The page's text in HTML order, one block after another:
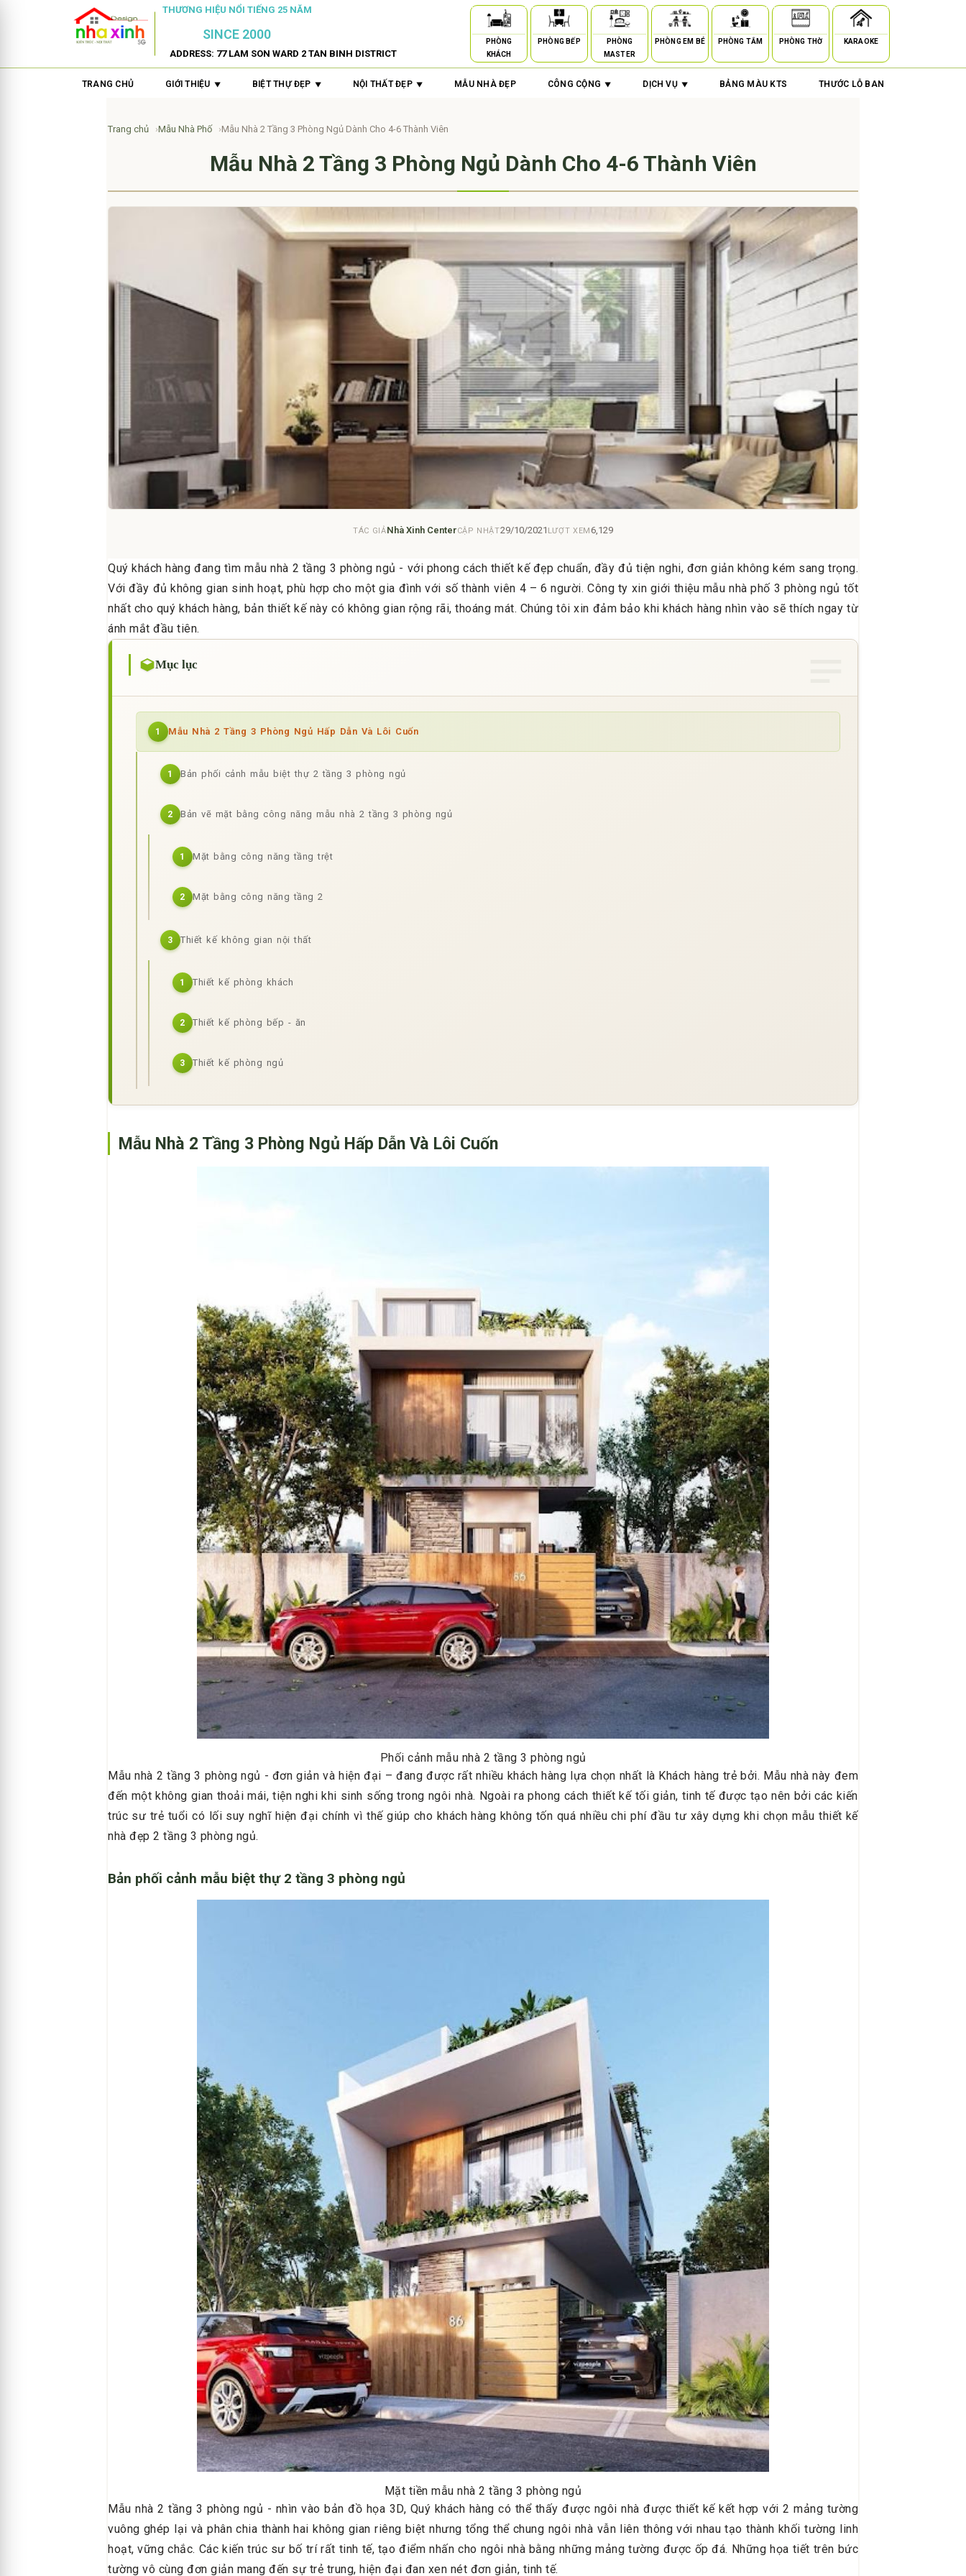
THƯƠNG HIỆU NỔI TIẾNG 25 NĂM
SINCE 2000
ADDRESS: 77 LAM SON WARD 2 TAN BINH DISTRICT
PHÒNG
KHÁCH
PHÒNG BẾP
PHÒNG
MASTER
PHÒNG EM BÉ PHÒNG TẮM PHÒNG THỜ KARAOKE
TRANG CHỦ GIỚI THIỆU BIỆT THỰ ĐẸP NỘI THẤT ĐẸP MẪU NHÀ ĐẸP CÔNG CỘNG DỊCH VỤ BẢNG MÀU KTS THƯỚC LỖ BAN
Trang chủ Mẫu Nhà Phố Mẫu Nhà 2 Tầng 3 Phòng Ngủ Dành Cho 4-6 Thành Viên
Mẫu Nhà 2 Tầng 3 Phòng Ngủ Dành Cho 4-6 Thành Viên
TÁC GIẢNhà Xinh CenterCẬP NHẬT29/10/2021 LƯỢT XEM6,129
Quý khách hàng đang tìm mẫu nhà 2 tầng 3 phòng ngủ - với phong cách thiết kế đẹp chuẩn, đầy đủ tiện nghi, đơn giản không kém sang trọng.
Với đầy đủ không gian sinh hoạt, phù hợp cho một gia đình với số thành viên 4 – 6 người. Công ty xin giới thiệu mẫu nhà phố 3 phòng ngủ tốt
nhất cho quý khách hàng, bản thiết kế này có không gian rộng rãi, thoáng mát. Chúng tôi xin đảm bảo khi khách hàng nhìn vào sẽ thích ngay từ
ánh mắt đầu tiên.
Mục lục
1 Mẫu Nhà 2 Tầng 3 Phòng Ngủ Hấp Dẫn Và Lôi Cuốn
1 Bản phối cảnh mẫu biệt thự 2 tầng 3 phòng ngủ
2 Bản vẽ mặt bằng công năng mẫu nhà 2 tầng 3 phòng ngủ
1 Mặt bằng công năng tầng trệt
2 Mặt bằng công năng tầng 2
3 Thiết kế không gian nội thất
1 Thiết kế phòng khách
2 Thiết kế phòng bếp - ăn
3 Thiết kế phòng ngủ
Mẫu Nhà 2 Tầng 3 Phòng Ngủ Hấp Dẫn Và Lôi Cuốn
Phối cảnh mẫu nhà 2 tầng 3 phòng ngủ
Mẫu nhà 2 tầng 3 phòng ngủ - đơn giản và hiện đại – đang được rất nhiều khách hàng lựa chọn nhất là Khách hàng trẻ bởi. Mẫu nhà này đem
đến một không gian thoải mái, tiện nghi khi sinh sống trong ngôi nhà. Ngoài ra phong cách thiết kế tối giản, tinh tế được tạo nên bởi các kiến
trúc sư trẻ tuổi có lối suy nghĩ hiện đại chính vì thế giúp cho khách hàng không tốn quá nhiều chi phí đầu tư xây dựng khi chọn mẫu thiết kế
nhà đẹp 2 tầng 3 phòng ngủ.
Bản phối cảnh mẫu biệt thự 2 tầng 3 phòng ngủ
Mặt tiền mẫu nhà 2 tầng 3 phòng ngủ
Mẫu nhà 2 tầng 3 phòng ngủ - nhìn vào bản đồ họa 3D, Quý khách hàng có thể thấy được ngôi nhà được thiết kế kết hợp với 2 mảng tường
vuông ghép lại và phân chia thành hai không gian riêng biệt nhưng tổng thể chung ngôi nhà vẫn liên thông với nhau tạo thành khối tường linh
hoạt, vững chắc. Các kiến trúc sư bố trí rất tinh tế, tạo điểm nhấn cho ngôi nhà bằng những mảng tường được ốp đá. Những họa tiết trên bức
tường vô cùng đơn giản mang đến sự trẻ trung, hiện đại đan xen nét đơn giản, tinh tế.